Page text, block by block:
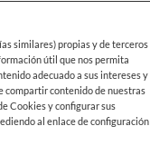
similares) propias y de terceros
útil que nos permita
adecuado a sus intereses y
compartir contenido de nuestras
Cookies y configurar sus
al enlace de configuración